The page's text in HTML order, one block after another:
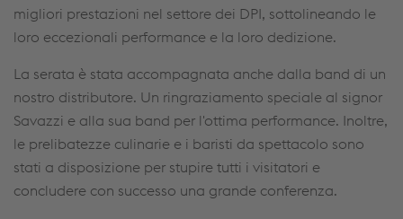
migliori prestazioni nel settore dei DPI, sottolineando le
loro eccezionali performance e la loro dedizione.
La serata è stata accompagnata anche dalla band di un
nostro distributore. Un ringraziamento speciale al signor
Savazzi e alla sua band per l'ottima performance. Inoltre,
le prelibatezze culinarie e i baristi da spettacolo sono
stati a disposizione per stupire tutti i visitatori e
concludere con successo una grande conferenza.